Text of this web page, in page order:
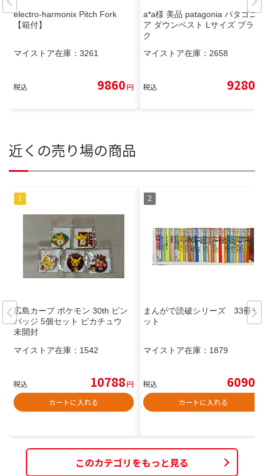
electro-harmonix Pitch Fork
【箱付】
マイストア在庫： 3261
税込 9860円
a*a様 美品 patagonia パタゴニ
ア ダウンベスト Lサイズ ブラッ
ク
マイストア在庫： 2658
税込 9280
近くの売り場の商品
広島カープ ポケモン 30th ピン
バッジ 5個セット ピカチュウ
未開封
マイストア在庫： 1542
税込 10788円
カートに入れる
まんがで読破シリーズ 33冊セ
ット
マイストア在庫： 1879
税込 6090
カートに入れる
このカテゴリをもっと見る